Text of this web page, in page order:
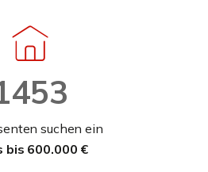
suchen ein
bis 600.000 €